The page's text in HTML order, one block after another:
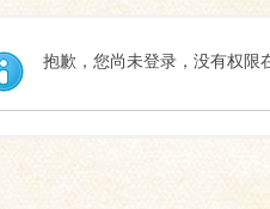
抱歉，您尚未登录，没有权限